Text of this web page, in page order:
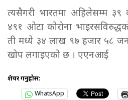
त्यसैगरी भारतमा अहिलेसम्म
४९१ ओटा कोरोना
ती मध्ये ३४ लाख ९७ हजार ५८
खोप लगाइएको छ । एएनआई
शेयर गर्नुहोस:
WhatsApp